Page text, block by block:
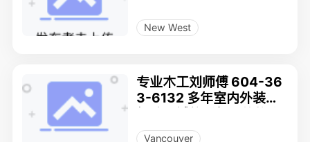
New West
专业木工刘师傅 604-36
3-6132 多年室内外装修
惠
Vancouver